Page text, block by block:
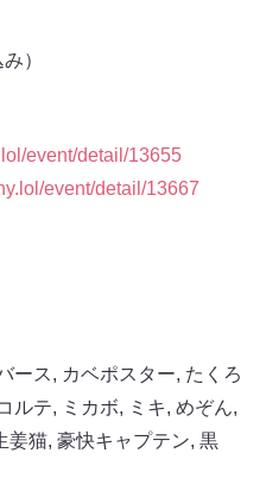
）
event/detail/13655
event/detail/13667
ース, カベポスター, たくろ
ルテ, ミカボ, ミキ, めぞん,
姜猫, 豪快キャプテン, 黒